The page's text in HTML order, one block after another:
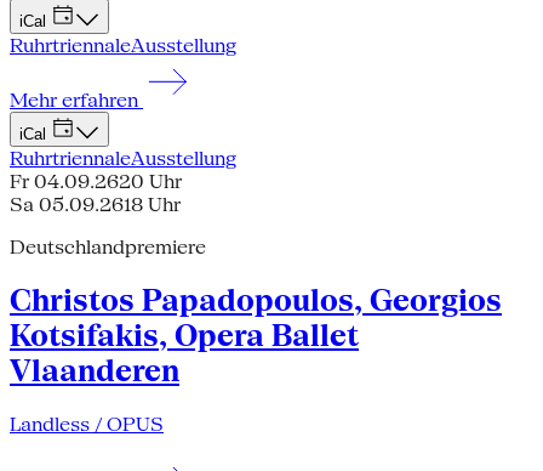
iCal
RuhrtriennaleAusstellung
Mehr erfahren
iCal
RuhrtriennaleAusstellung
Fr 04.09.2620 Uhr
Sa 05.09.2618 Uhr
Deutschlandpremiere
Christos Papadopoulos, Georgios
Kotsifakis, Opera Ballet
Vlaanderen
Landless / OPUS